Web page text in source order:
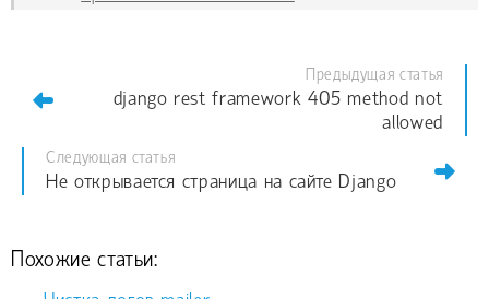
Предыдущая статья
django rest framework 405 method not
allowed
Следующая статья
Не открывается страница на сайте Django
Похожие статьи: